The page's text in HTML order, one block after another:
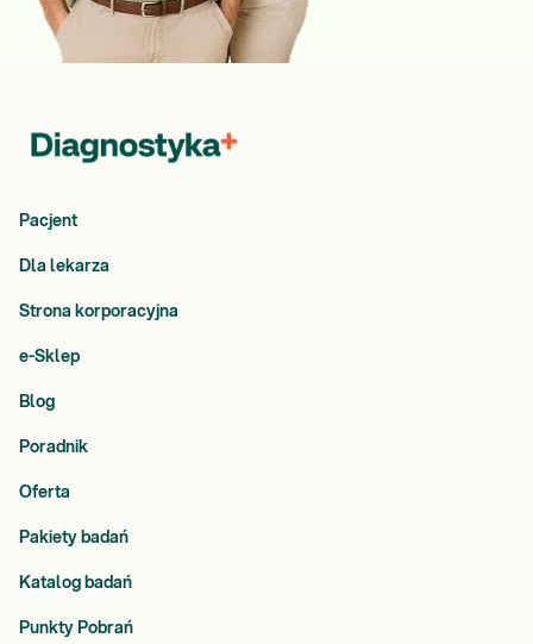
Pacjent
Dla lekarza
Strona korporacyjna
e-Sklep
Blog
Poradnik
Oferta
Pakiety badań
Katalog badań
Punkty Pobrań